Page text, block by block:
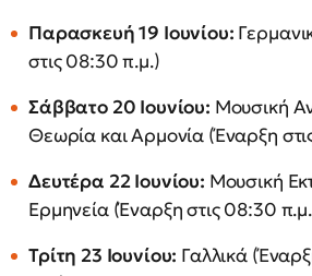
Παρασκευή 19 Ιουνίου:
στις 08:30 π.μ.)
Σάββατο 20 Ιουνίου: Μουσική
Θεωρία και Αρμονία (Έναρξη
Δευτέρα 22 Ιουνίου: Μουσική
Ερμηνεία (Έναρξη στις 08:30
Τρίτη 23 Ιουνίου: Γαλλικά